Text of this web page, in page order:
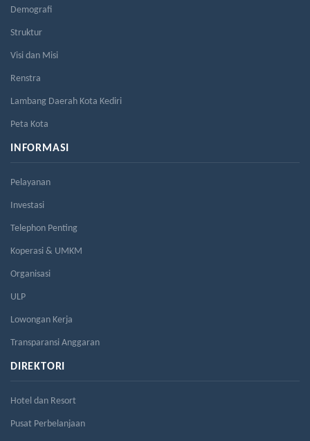
Demografi
Struktur
Visi dan Misi
Renstra
Lambang Daerah Kota Kediri
Peta Kota
INFORMASI
Pelayanan
Investasi
Telephon Penting
Koperasi & UMKM
Organisasi
ULP
Lowongan Kerja
Transparansi Anggaran
DIREKTORI
Hotel dan Resort
Pusat Perbelanjaan